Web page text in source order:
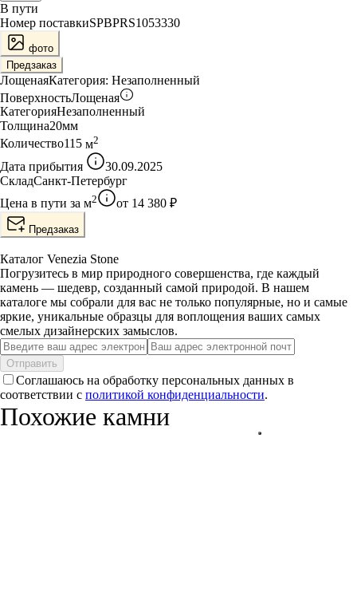
В пути
Номер поставкиSPBPRS1053330
фото
Предзаказ
ЛощенаяКатегория: Незаполненный
ПоверхностьЛощеная
КатегорияНезаполненный
Толщина20мм
Количество115 м2
Дата прибытия
30.09.2025
СкладСанкт-Петербург
Цена в пути за м2 от 14 380 ₽
Предзаказ
Каталог Venezia Stone
Погрузитесь в мир природного совершенства, где каждый
камень — шедевр, созданный самой природой. В нашем
каталоге мы собрали для вас не только популярные, но и самые
яркие, уникальные образцы для воплощения ваших самых
смелых дизайнерских замыслов.
Отправить
Соглашаюсь на обработку персональных данных в
соответствии с политикой конфиденциальности.
Похожие камни